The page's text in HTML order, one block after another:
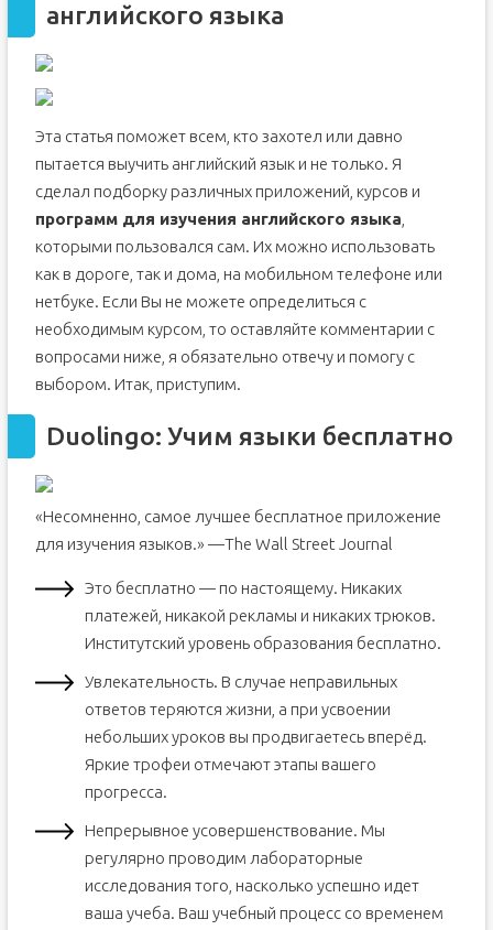
английского языка
Эта статья поможет всем, кто захотел или давно
пытается выучить английский язык и не только. Я
сделал подборку различных приложений, курсов и
программ для изучения английского языка
которыми пользовался сам. Их можно использовать
как в дороге, так и дома, на мобильном телефоне или
нетбуке. Если Вы не можете определиться с
необходимым курсом, то оставляйте комментарии с
вопросами ниже, я обязательно отвечу и помогу с
выбором. Итак, приступим.
Duolingo: Учим языки бесплатно
«Несомненно, самое лучшее бесплатное приложение
для изучения языков.» —The Wall Street Journal
Это бесплатно — по настоящему. Никаких
платежей, никакой рекламы и никаких трюков.
Институтский уровень образования бесплатно.
Увлекательность. В случае неправильных
ответов теряются жизни, а при усвоении
небольших уроков вы продвигаетесь вперёд.
Яркие трофеи отмечают этапы вашего
прогресса.
Непрерывное усовершенствование. Мы
регулярно проводим лабораторные
исследования того, насколько успешно идет
ваша учеба. Ваш учебный процесс со временем